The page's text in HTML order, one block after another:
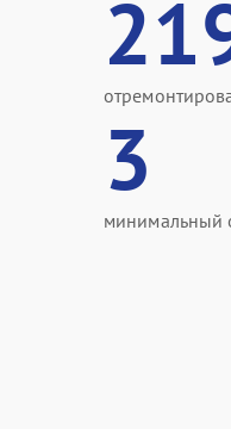
3
минимальный